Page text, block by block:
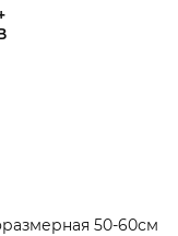
50-60см